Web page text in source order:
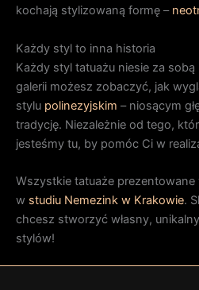
kochają stylizowaną formę –
Każdy styl to inna historia
Każdy styl tatuażu niesie za
galerii możesz zobaczyć, jak
stylu polinezyjskim – niosącym
tradycję. Niezależnie od tego,
jesteśmy tu, by pomóc Ci w
Wszystkie tatuaże prezentowane
w studiu Nemezink w Krakowie.
chcesz stworzyć własny,
stylów!